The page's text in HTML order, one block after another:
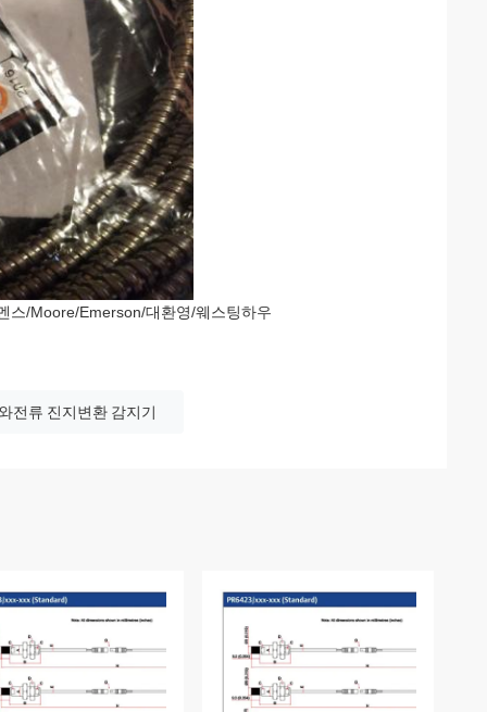
스/Moore/Emerson/대환영/웨스팅하우
전류 진지변환 감지기